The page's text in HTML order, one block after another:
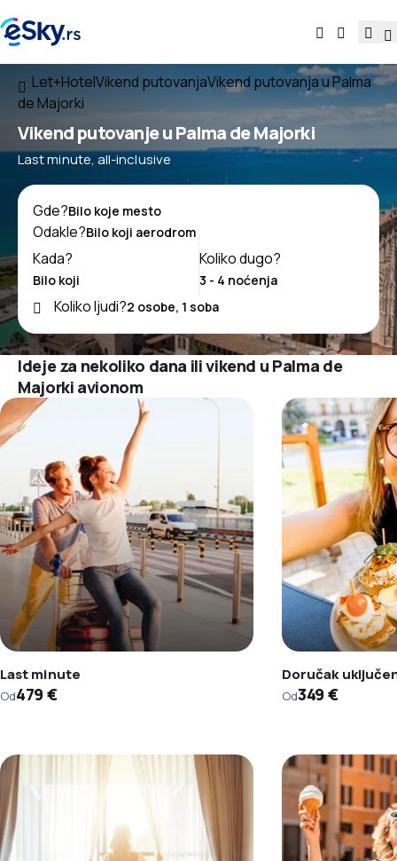
Let+HotelVikend putovanjaVikend putovanja u Palma
de Majorki
Vikend putovanje u Palma de Majorki
Last minute, all-inclusive
Gde?
Odakle?
Kada?
Koliko dugo?
Koliko ljudi?
Ideje za nekoliko dana ili vikend u Palma de
Majorki avionom
Last minute
Od479 €
Doručak
Od349 €